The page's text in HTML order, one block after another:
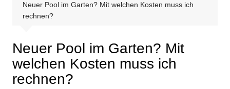
Neuer Pool im Garten? Mit welchen Kosten muss ich
rechnen?
Neuer Pool im Garten? Mit
welchen Kosten muss ich
rechnen?